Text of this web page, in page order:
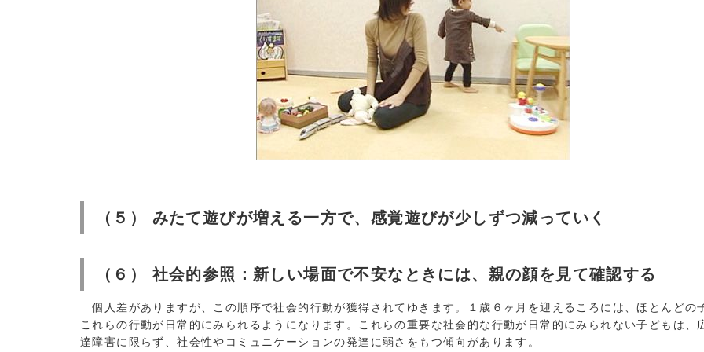
（５） みたて遊びが増える一方で、感覚遊びが少しずつ減っていく
（６） 社会的参照：新しい場面で不安なときには、親の顔を見て確認する
個人差がありますが、この順序で社会的行動が獲得されてゆきます。１歳６ヶ月を迎えるころには、ほとんどの
これらの行動が日常的にみられるようになります。これらの重要な社会的な行動が日常的にみられない子どもは、
達障害に限らず、社会性やコミュニケーションの発達に弱さをもつ傾向があります。